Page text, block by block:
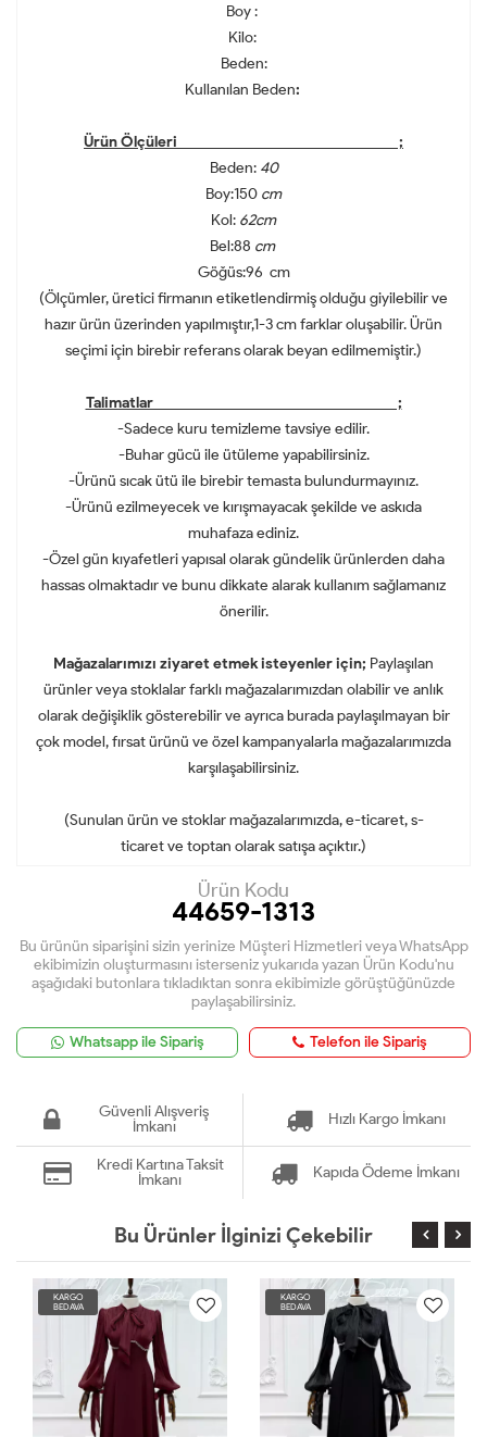
Boy :
Kilo:
Beden:
Kullanılan Beden:
Ürün Ölçüleri ;
Beden:40
Boy:150 cm
Kol: 62cm
Bel:88 cm
Göğüs:96 cm
(Ölçümler, üretici firmanın etiketlendirmiş olduğu giyilebilir ve
hazır ürün üzerinden yapılmıştır,1-3 cm farklar oluşabilir. Ürün
seçimi için birebir referans olarak beyan edilmemiştir.)
Talimatlar ;
-Sadece kuru temizleme tavsiye edilir.
-Buhar gücü ile ütüleme yapabilirsiniz.
-Ürünü sıcak ütü ile birebir temasta bulundurmayınız.
-Ürünü ezilmeyecek ve kırışmayacak şekilde ve askıda
muhafaza ediniz.
-Özel gün kıyafetleri yapısal olarak gündelik ürünlerden daha
hassas olmaktadır ve bunu dikkate alarak kullanım sağlamanız
önerilir.
Mağazalarımızı ziyaret etmek isteyenler için; Paylaşılan
ürünler veya stoklalar farklı mağazalarımızdan olabilir ve anlık
olarak değişiklik gösterebilir ve ayrıca burada paylaşılmayan bir
çok model, fırsat ürünü ve özel kampanyalarla mağazalarımızda
karşılaşabilirsiniz.
(Sunulan ürün ve stoklar mağazalarımızda, e-ticaret, s-
ticaret ve toptan olarak satışa açıktır.)
Ürün Kodu
44659-1313
Bu ürünün siparişini sizin yerinize Müşteri Hizmetleri veya WhatsApp
ekibimizin oluşturmasını isterseniz yukarıda yazan Ürün Kodu'nu
aşağıdaki butonlara tıkladıktan sonra ekibimizle görüştüğünüzde
paylaşabilirsiniz.
Whatsapp ile Sipariş Telefon ile Sipariş
Güvenli Alışveriş
İmkanı
Hızlı Kargo İmkanı
Kredi Kartına Taksit
İmkanı
Kapıda Ödeme İmkanı
Bu Ürünler İlginizi Çekebilir
KARGO
BEDAVA
KARGO
BEDAVA